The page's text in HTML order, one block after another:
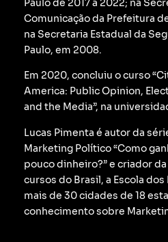
Paulo de 2017 a 2022; na
Comunicação da Prefeitura
na Secretaria Estadual da
Paulo, em 2008.
Em 2020, concluiu o curso
America: Public Opinion,
and the Media”, na
Lucas Pimenta é autor da
Marketing Político “Como
pouco dinheiro?” e criador
cursos do Brasil, a Escola
mais de 30 cidades de 18
conhecimento sobre